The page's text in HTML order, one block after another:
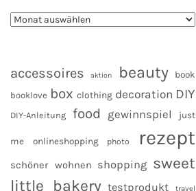
accessoires aktion beauty
book
booklove box clothing decoration DIY
DIY-Anleitung food gewinnspiel just
me onlineshopping photo rezept
schöner wohnen shopping sweet
little bakery testprodukt travel